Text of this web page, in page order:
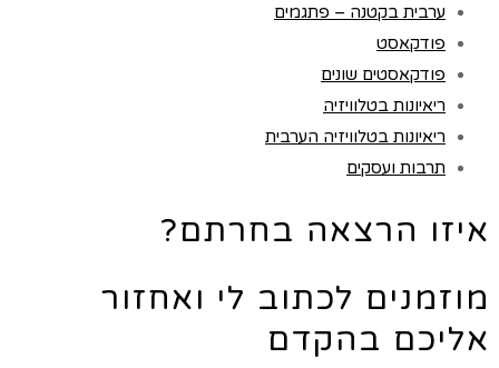
ערבית בקטנה – פתגמים
פודקאסט
פודקאסטים שונים
ריאיונות בטלוויזיה
ריאיונות בטלוויזיה הערבית
תרבות ועסקים
איזו הרצאה בחרתם?
מוזמנים לכתוב לי ואחזור
אליכם בהקדם